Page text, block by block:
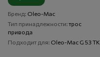
Бренд Oleo-Mac
Тип принадлежности трос
привода
Подходит для Oleo-Mac G 53 TK